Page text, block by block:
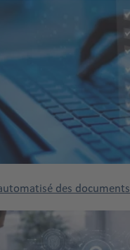
des documents